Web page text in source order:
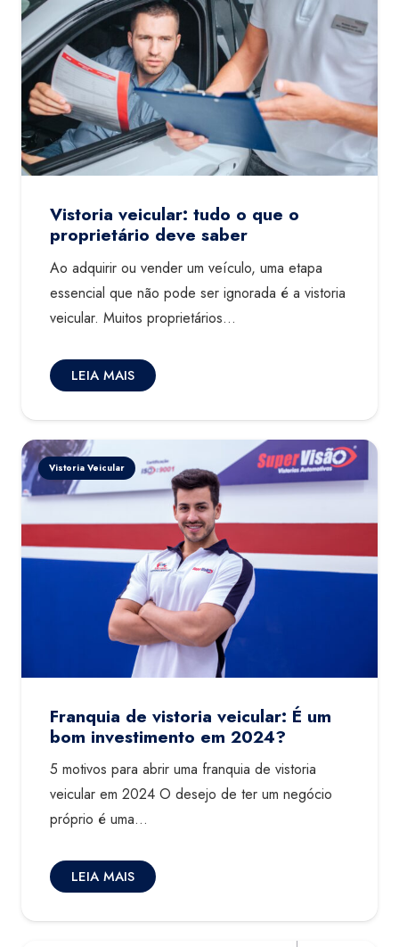
Vistoria veicular: tudo o que o
proprietário deve saber
Ao adquirir ou vender um veículo, uma etapa
essencial que não pode ser ignorada é a vistoria
veicular. Muitos proprietários…
LEIA MAIS
Vistoria Veicular
Franquia de vistoria veicular: É um
bom investimento em 2024?
5 motivos para abrir uma franquia de vistoria
veicular em 2024 O desejo de ter um negócio
próprio é uma…
LEIA MAIS